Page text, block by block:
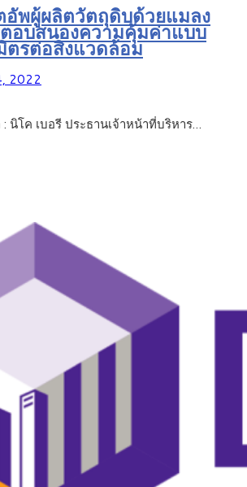
อัพผู้ผลิตวัตถุดิบด้วยแมลง
อบสนองความคุ้มค่าแบบ
ตรต่อสิ่งแวดล้อม
2022
: นิโค เบอรี ประธานเจ้าหน้าที่บริหาร…